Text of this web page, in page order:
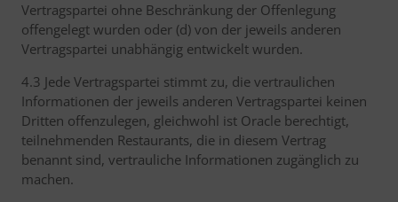
Vertragspartei ohne Beschränkung der Offenlegung
offengelegt wurden oder (d) von der jeweils anderen
Vertragspartei unabhängig entwickelt wurden.
4.3 Jede Vertragspartei stimmt zu, die vertraulichen
Informationen der jeweils anderen Vertragspartei keinen
Dritten offenzulegen, gleichwohl ist Oracle berechtigt,
teilnehmenden Restaurants, die in diesem Vertrag
benannt sind, vertrauliche Informationen zugänglich zu
machen.